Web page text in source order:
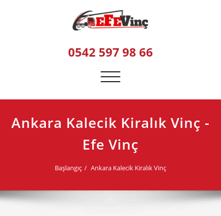
0542 597 98 66
Navigasyonu
Ankara Kalecik Kiralık Vinç -
Efe Vinç
Başlangıç Ankara Kalecik Kiralık Vinç